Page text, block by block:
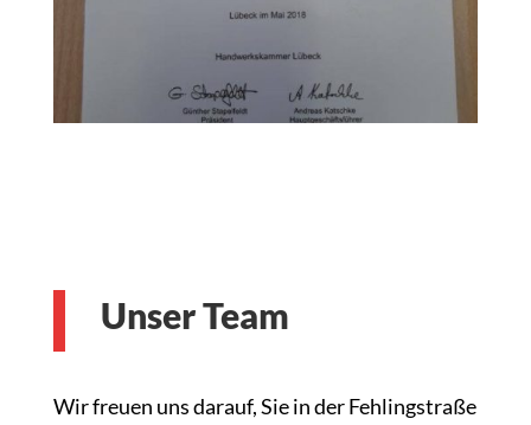
Unser Team
Wir freuen uns darauf, Sie in der Fehlingstraße